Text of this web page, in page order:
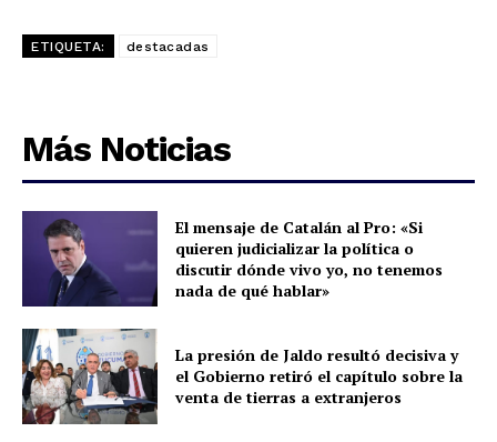
ETIQUETA: destacadas
Más Noticias
El mensaje de Catalán al Pro: «Si
quieren judicializar la política o
discutir dónde vivo yo, no tenemos
nada de qué hablar»
La presión de Jaldo resultó decisiva y
el Gobierno retiró el capítulo sobre la
venta de tierras a extranjeros